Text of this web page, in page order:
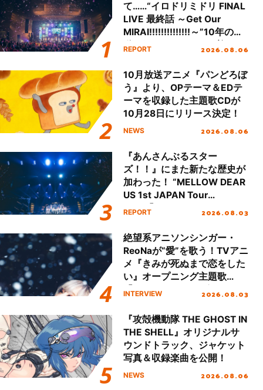
て……“イロドリミドリ FINAL
LIVE 最終話 ～Get Our
MIRAI!!!!!!!!!!!!!!～”10年の活
動を経てファイナルを迎える
REPORT 2026.08.06
10月放送アニメ『パンどろぼ
う』より、OPテーマ＆EDテ
ーマを収録した主題歌CDが
10月28日にリリース決定！
NEWS 2026.08.06
『あんさんぶるスター
ズ！！』にまた新たな歴史が
加わった！ “MELLOW DEAR
US 1st JAPAN Tour
Final「NICE to meet YOU
ート!!
REPORT 2026.08.03
絶望系アニソンシンガー・
ReoNaが“愛”を歌う！TVアニ
メ『きみが死ぬまで恋をした
い』オープニング主題歌
「Amore」インタビュー
INTERVIEW 2026.08.03
『攻殻機動隊 THE GHOST IN
THE SHELL』オリジナルサ
ウンドトラック、ジャケット
写真＆収録楽曲を公開！
NEWS 2026.08.06